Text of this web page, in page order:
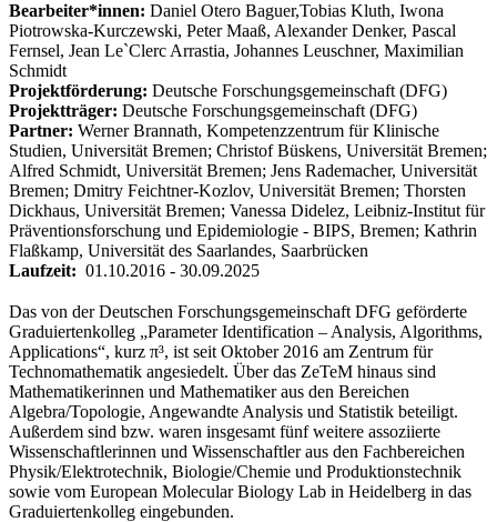
Bearbeiter*innen: Daniel Otero Baguer,Tobias Kluth, Iwona
Piotrowska-Kurczewski, Peter Maaß, Alexander Denker, Pascal
Fernsel, Jean Le`Clerc Arrastia, Johannes Leuschner, Maximilian
Schmidt
Projektförderung: Deutsche Forschungsgemeinschaft (DFG)
Projektträger: Deutsche Forschungsgemeinschaft (DFG)
Partner: Werner Brannath, Kompetenzzentrum für Klinische
Studien, Universität Bremen; Christof Büskens, Universität Bremen;
Alfred Schmidt, Universität Bremen; Jens Rademacher, Universität
Bremen; Dmitry Feichtner-Kozlov, Universität Bremen; Thorsten
Dickhaus, Universität Bremen; Vanessa Didelez, Leibniz-Institut für
Präventionsforschung und Epidemiologie - BIPS, Bremen; Kathrin
Flaßkamp, Universität des Saarlandes, Saarbrücken
Laufzeit: 01.10.2016 - 30.09.2025
Das von der Deutschen Forschungsgemeinschaft DFG geförderte
Graduiertenkolleg „Parameter Identification – Analysis, Algorithms,
Applications“, kurz π³, ist seit Oktober 2016 am Zentrum für
Technomathematik angesiedelt. Über das ZeTeM hinaus sind
Mathematikerinnen und Mathematiker aus den Bereichen
Algebra/Topologie, Angewandte Analysis und Statistik beteiligt.
Außerdem sind bzw. waren insgesamt fünf weitere assoziierte
Wissenschaftlerinnen und Wissenschaftler aus den Fachbereichen
Physik/Elektrotechnik, Biologie/Chemie und Produktionstechnik
sowie vom European Molecular Biology Lab in Heidelberg in das
Graduiertenkolleg eingebunden.